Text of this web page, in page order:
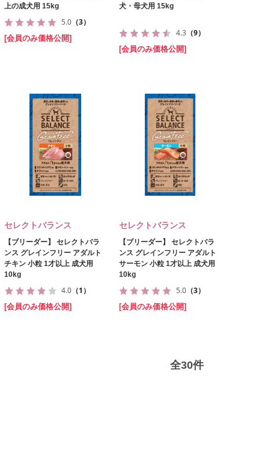
上の成犬用 15kg
5.0 （3）
[会員のみ価格公開]
犬・母犬用 15kg
4.3 （9）
[会員のみ価格公開]
セレクトバランス
【ブリーダー】 セレクトバラ
ンス グレインフリー アダルト
チキン 小粒 1才以上 成犬用
10kg
4.0 （1）
[会員のみ価格公開]
セレクトバランス
【ブリーダー】 セレクトバラ
ンス グレインフリー アダルト
サーモン 小粒 1才以上 成犬用
10kg
5.0 （3）
[会員のみ価格公開]
全30件